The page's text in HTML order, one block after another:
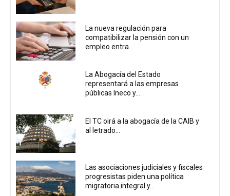
La nueva regulación para
compatibilizar la pensión con un
empleo entra...
La Abogacía del Estado
representará a las empresas
públicas Ineco y...
El TC oirá a la abogacía de la CAIB y
al letrado...
Las asociaciones judiciales y fiscales
progresistas piden una política
migratoria integral y...